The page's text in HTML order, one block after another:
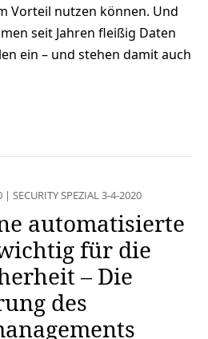
Vorteil nutzen können. Und
seit Jahren fleißig Daten
ein – und stehen damit auch
| SECURITY SPEZIAL 3-4-2020
automatisierte
für die
– Die
des